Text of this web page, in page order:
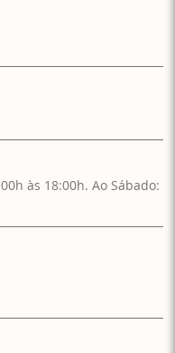
às 18:00h. Ao Sábado: